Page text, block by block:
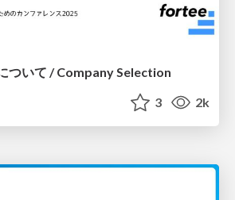
ついて / Company Selection
3 2k